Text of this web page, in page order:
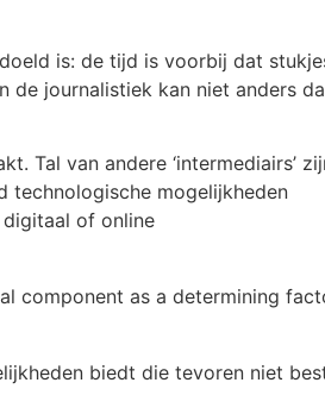
is: de tijd is voorbij dat
journalistiek kan niet anders
Tal van andere ‘intermediairs’
technologische mogelijkheden
of online
component as a determining
biedt die tevoren niet